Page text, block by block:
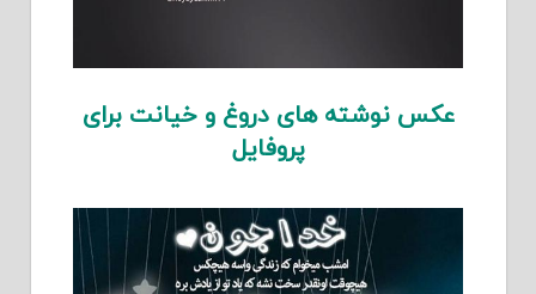
عکس نوشته های دروغ و خیانت برای
پروفایل